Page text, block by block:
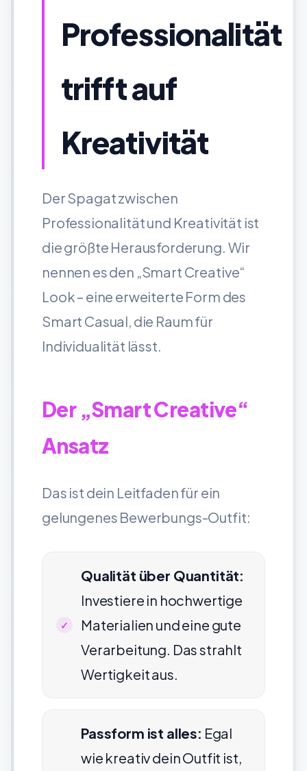
Professionalität
trifft auf
Kreativität
Der Spagat zwischen
Professionalität und Kreativität ist
die größte Herausforderung. Wir
nennen es den „Smart Creative“
Look – eine erweiterte Form des
Smart Casual, die Raum für
Individualität lässt.
Der „Smart Creative“
Ansatz
Das ist dein Leitfaden für ein
gelungenes Bewerbungs-Outfit:
Qualität über Quantität:
Investiere in hochwertige
Materialien und eine gute
Verarbeitung. Das strahlt
Wertigkeit aus.
Passform ist alles: Egal
wie kreativ dein Outfit ist,